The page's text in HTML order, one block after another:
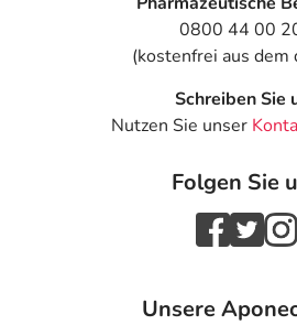
0800 44 00
(kostenfrei aus dem
Schreiben Sie
Nutzen Sie unser
Folgen Sie
Unsere